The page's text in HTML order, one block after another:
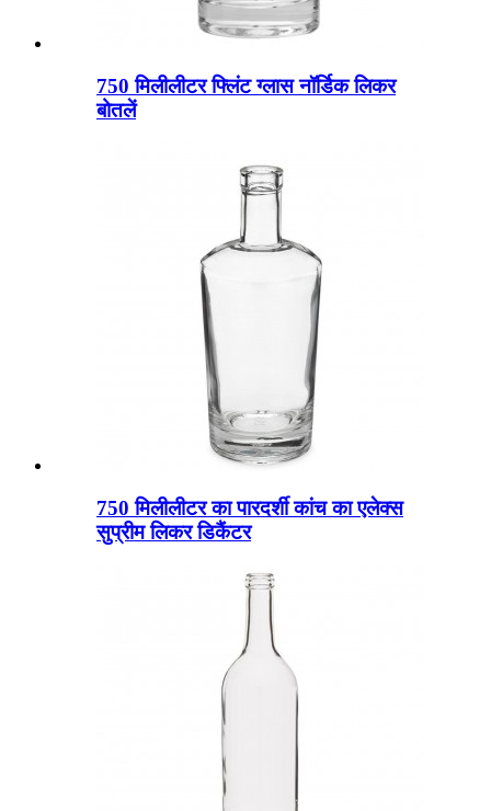
750 मिलीलीटर फ्लिंट ग्लास नॉर्डिक लिकर
बोतलें
750 मिलीलीटर का पारदर्शी कांच का एलेक्स
सुप्रीम लिकर डिकैंटर